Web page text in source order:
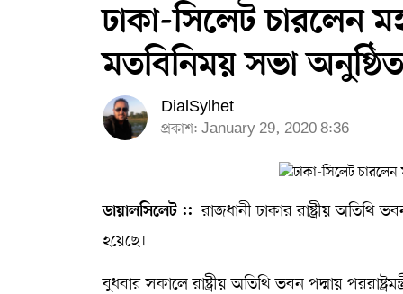
ঢাকা-সিলেট চারলেন
মতবিনিময় সভা অনুষ্ঠিত
DialSylhet
প্রকাশ: January 29, 2020 8:36
ডায়ালসিলেট :: রাজধানী ঢাকার রাষ্ট্রীয়
হয়েছে।
বুধবার সকালে রাষ্ট্রীয় অতিথি ভবন পদ্মায়
TERMS & CONDITIONS
EDITOR & PUBLISHER : SOHEL AHMED
ডায়ালসিলেট যাত্রা
সম্পাদকীয় কলাম